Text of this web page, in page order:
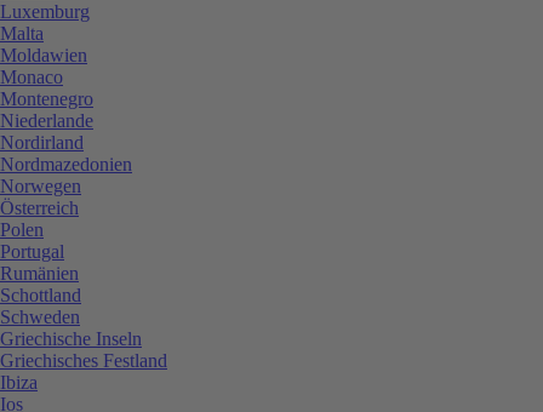
Luxemburg
Malta
Moldawien
Monaco
Montenegro
Niederlande
Nordirland
Nordmazedonien
Norwegen
Österreich
Polen
Portugal
Rumänien
Schottland
Schweden
Griechische Inseln
Griechisches Festland
Ibiza
Ios